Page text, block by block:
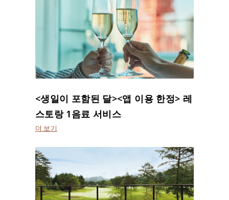
<생일이 포함된 달><앱 이용 한정> 레
스토랑 1음료 서비스
더 보기